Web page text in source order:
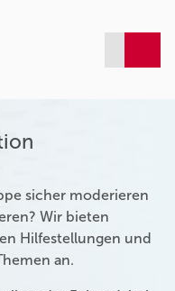
sicher moderieren
Wir bieten
Hilfestellungen und
an.